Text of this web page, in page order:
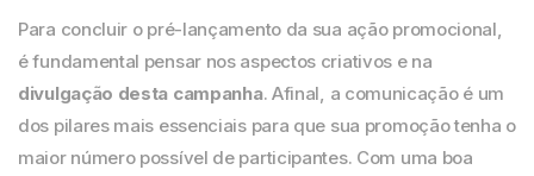
Para concluir o pré-lançamento da sua ação promocional,
é fundamental pensar nos aspectos criativos e na
divulgação desta campanha. Afinal, a comunicação é um
dos pilares mais essenciais para que sua promoção tenha o
maior número possível de participantes. Com uma boa